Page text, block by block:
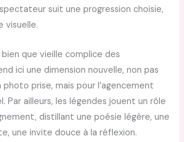
suit une progression choisie,
visuelle.
que vieille complice des
ici une dimension nouvelle, non pas
prise, mais pour l’agencement
Par ailleurs, les légendes jouent un rôle
distillant une poésie légère, une
une invite douce à la réflexion.